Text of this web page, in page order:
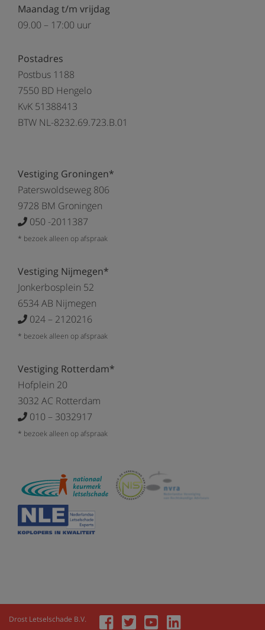
Maandag t/m vrijdag
09.00 – 17:00 uur
Postadres
Postbus 1188
7550 BD Hengelo
KvK 51388413
BTW NL-8232.69.723.B.01
Vestiging Groningen*
Paterswoldseweg 806
9728 BM Groningen
050 -2011387
* bezoek alleen op afspraak
Vestiging Nijmegen*
Jonkerbosplein 52
6534 AB Nijmegen
024 – 2120216
* bezoek alleen op afspraak
Vestiging Rotterdam*
Hofplein 20
3032 AC Rotterdam
010 – 3032917
* bezoek alleen op afspraak
Drost Letselschade B.V.